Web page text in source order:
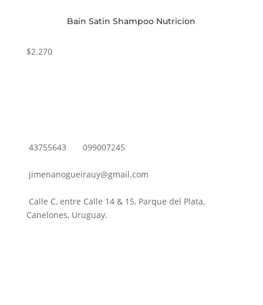
Bain Satin Shampoo Nutricion
$2.270
43755643 099007245
jimenanogueirauy@gmail.com
Calle C, entre Calle 14 & 15, Parque del Plata,
Canelones, Uruguay.